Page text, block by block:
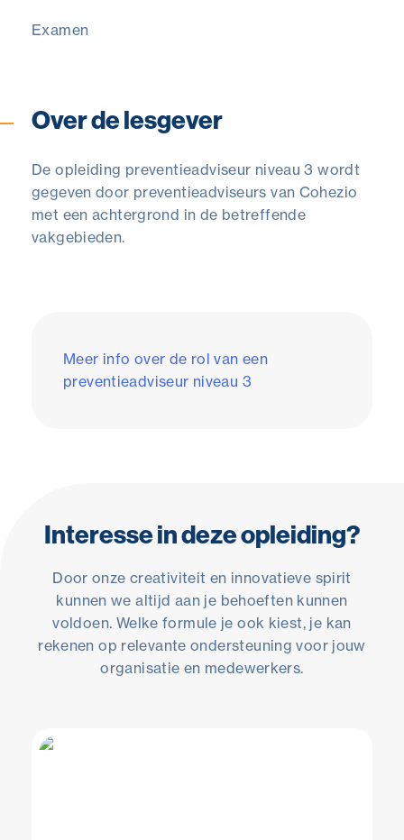
Examen
Over de lesgever
De opleiding preventieadviseur niveau 3 wordt
gegeven door preventieadviseurs van Cohezio
met een achtergrond in de betreffende
vakgebieden.
Meer info over de rol van een
preventieadviseur niveau 3
Interesse in deze opleiding?
Door onze creativiteit en innovatieve spirit
kunnen we altijd aan je behoeften kunnen
voldoen. Welke formule je ook kiest, je kan
rekenen op relevante ondersteuning voor jouw
organisatie en medewerkers.